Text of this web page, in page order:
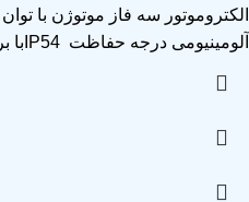
آلومینیومی درجه حفاظت IP54با برق مصرفی 380/220